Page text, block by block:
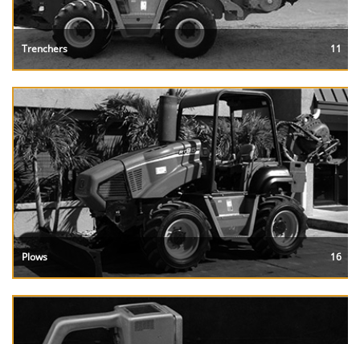
Trenchers 11
Plows 16